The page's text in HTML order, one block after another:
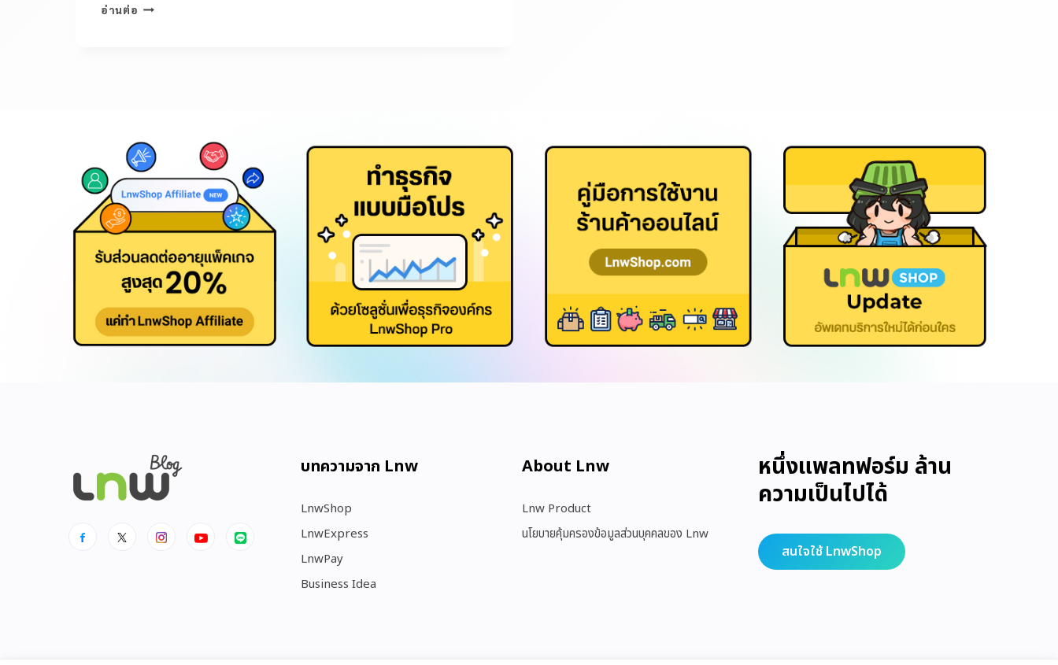
อ่านต่อ
บทความจาก Lnw
LnwShop
LnwExpress
LnwPay
Business Idea
About Lnw​
Lnw Product
นโยบายคุ้มครองข้อมูลส่วนบุคคลของ Lnw
หนึ่งแพลทฟอร์ม ล้าน
ความเป็นไปได้
สนใจใช้ LnwShop